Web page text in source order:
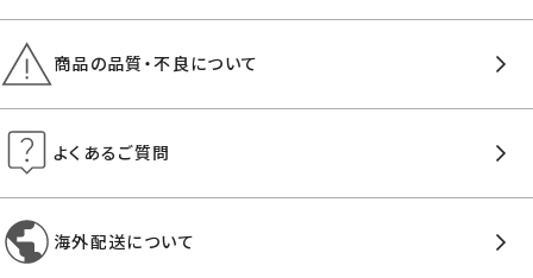
商品の品質・不良について
よくあるご質問
海外配送について